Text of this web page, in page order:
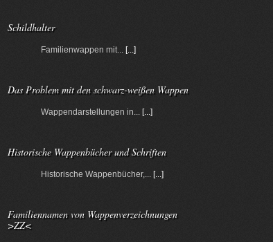
Schildhalter
Familienwappen mit... [...]
Das Problem mit den schwarz-weißen Wappen
Wappendarstellungen in... [...]
Historische Wappenbücher und Schriften
Historische Wappenbücher,... [...]
Familiennamen von Wappenverzeichnungen
>ZZ<